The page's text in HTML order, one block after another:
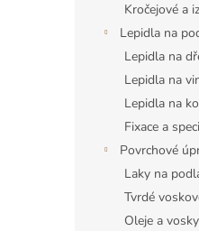
Kročejové a
Lepidla na
Lepidla na
Lepidla na
Lepidla na
Fixace a
Povrchové
Laky na
Tvrdé
Oleje a